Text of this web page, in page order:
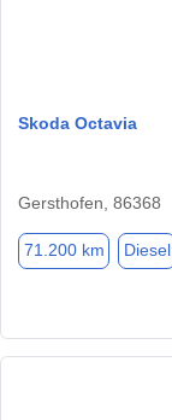
Skoda Octavia
Gersthofen, 86368
71.200 km Diesel